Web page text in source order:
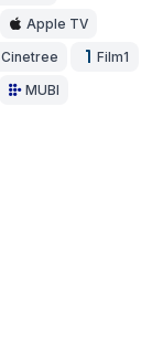
Apple TV
Cinetree Film1
MUBI